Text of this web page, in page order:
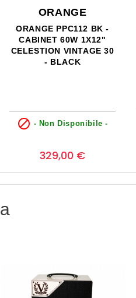
ORANGE
ORANGE PPC112 BK -
CABINET 60W 1X12"
CELESTION VINTAGE 30
- BLACK
 - Non Disponibile -
329,00 €